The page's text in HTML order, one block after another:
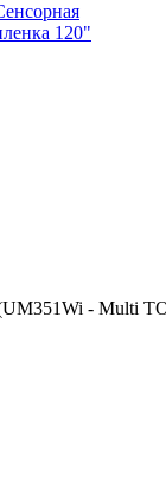
120"
- Multi